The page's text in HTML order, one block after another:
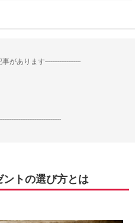
があります--------------------
トの選び方とは